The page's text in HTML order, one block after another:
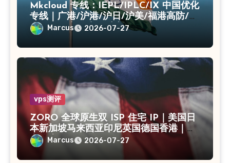
Mkcloud 专线：IEPL/IPLC/IX 中国优化
专线｜广港/沪港/沪日/沪美/福港高防/上
海CN2｜入口出口独享IP
Marcus 2026-07-27
vps测评
ZORO 全球原生双 ISP 住宅 IP｜美国日
本新加坡马来西亚印尼英国德国香港｜独
享静态 IPv4
Marcus 2026-07-27